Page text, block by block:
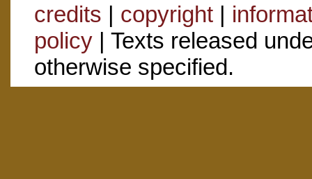
credits | copyright|
policy| Texts released
otherwise specified.